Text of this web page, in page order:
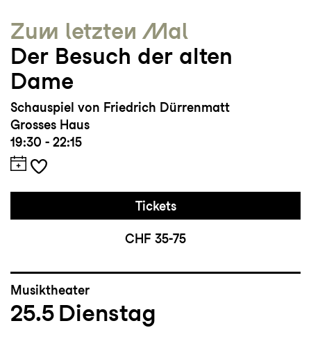
Zum letzten Mal
Der Besuch der alten
Dame
Schauspiel von Friedrich Dürrenmatt
Grosses Haus
19:30 - 22:15
Tickets
CHF 35-75
Musiktheater
25.5 Dienstag